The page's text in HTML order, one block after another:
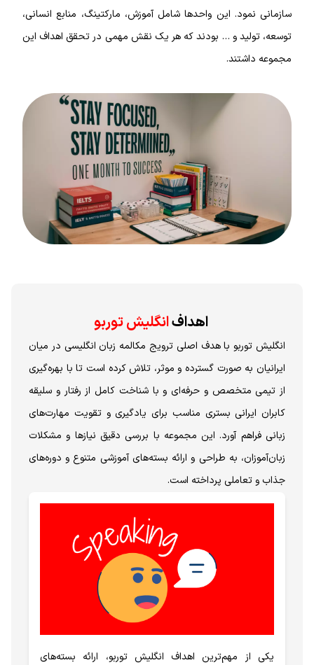
سازمانی نمود. این واحدها شامل آموزش، مارکتینگ، منابع انسانی،
توسعه، تولید و … بودند که هر یک نقش مهمی در تحقق اهداف این
مجموعه داشتند.
اهدافانگلیش توربو
انگلیش توربو با هدف اصلی ترویج مکالمه زبان انگلیسی در میان
ایرانیان به صورت گسترده و موثر، تلاش کرده است تا با بهره‌گیری
از تیمی متخصص و حرفه‌ای و با شناخت کامل از رفتار و سلیقه
کابران ایرانی بستری مناسب برای یادگیری و تقویت مهارت‌های
زبانی فراهم آورد. این مجموعه با بررسی دقیق نیازها و مشکلات
زبان‌آموزان، به طراحی و ارائه بسته‌های آموزشی متنوع و دوره‌های
جذاب و تعاملی پرداخته است.
یکی از مهم‌ترین اهداف انگلیش توربو، ارائه بسته‌های